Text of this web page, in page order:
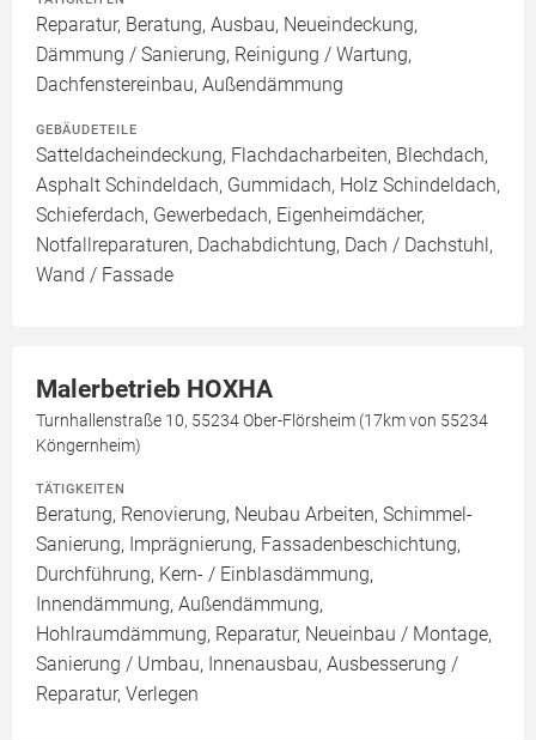
Reparatur, Beratung, Ausbau, Neueindeckung,
Dämmung / Sanierung, Reinigung / Wartung,
Dachfenstereinbau, Außendämmung
GEBÄUDETEILE
Satteldacheindeckung, Flachdacharbeiten, Blechdach,
Asphalt Schindeldach, Gummidach, Holz Schindeldach,
Schieferdach, Gewerbedach, Eigenheimdächer,
Notfallreparaturen, Dachabdichtung, Dach / Dachstuhl,
Wand / Fassade
Malerbetrieb HOXHA
Turnhallenstraße 10, 55234 Ober-Flörsheim (17km von 55234
Köngernheim)
TÄTIGKEITEN
Beratung, Renovierung, Neubau Arbeiten, Schimmel-
Sanierung, Imprägnierung, Fassadenbeschichtung,
Durchführung, Kern- / Einblasdämmung,
Innendämmung, Außendämmung,
Hohlraumdämmung, Reparatur, Neueinbau / Montage,
Sanierung / Umbau, Innenausbau, Ausbesserung /
Reparatur, Verlegen